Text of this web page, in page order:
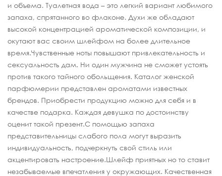
и объема. Туалетная вода – это легкий вариант любимого
запаха, спрятанного во флаконе. Духи же обладают
высокой концентрацией ароматической композиции, и
окутают вас своим шлейфом на более длительное
время.Чувственные ноты повышают привлекательность и
сексуальность дам. Ни один мужчина не сможет устоять
против такого тайного обольщения. Каталог женской
парфюмерии представлен ароматами известных
брендов. Приобрести продукцию можно для себя и в
качестве подарка. Каждая девушка по достоинству
оценит такой презент.С помощью запаха
представительницы слабого пола могут выразить
индивидуальность, подчеркнуть свой стиль или
акцентировать настроение.Шлейф приятных но то ставит
незабываемые впечатления у окружающих. Качественная